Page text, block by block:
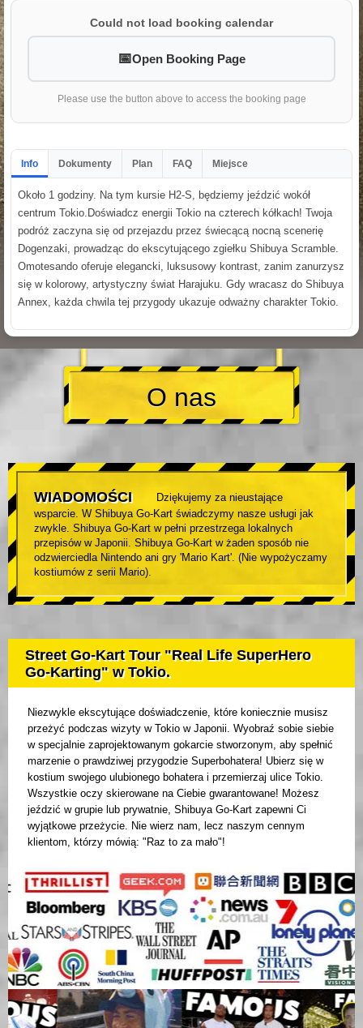
Could not load booking calendar
Open Booking Page
Please use the button above to access the booking page
Info Dokumenty Plan FAQ Miejsce
Około 1 godziny. Na tym kursie H2-S, będziemy jeździć wokół
centrum Tokio.Doświadcz energii Tokio na czterech kółkach! Twoja
podróż zaczyna się od przejazdu przez świecącą nocną scenerię
Dogenzaki, prowadząc do ekscytującego zgiełku Shibuya Scramble.
Omotesando oferuje elegancki, luksusowy kontrast, zanim zanurzysz
się w kolorowy, artystyczny świat Harajuku. Gdy wracasz do Shibuya
Annex, każda chwila tej przygody ukazuje odważny charakter Tokio.
O nas
WIADOMOŚCI
Dziękujemy za nieustające
wsparcie. W Shibuya Go-Kart świadczymy nasze usługi jak
zwykle. Shibuya Go-Kart w pełni przestrzega lokalnych
przepisów w Japonii. Shibuya Go-Kart w żaden sposób nie
odzwierciedla Nintendo ani gry 'Mario Kart'. (Nie wypożyczamy
kostiumów z serii Mario).
Street Go-Kart Tour "Real Life SuperHero
Go-Karting" w Tokio.
Niezwykle ekscytujące doświadczenie, które koniecznie musisz
przeżyć podczas wizyty w Tokio w Japonii. Wyobraź sobie siebie
w specjalnie zaprojektowanym gokarcie stworzonym, aby spełnić
marzenie o prawdziwej przygodzie Superbohatera! Ubierz się w
kostium swojego ulubionego bohatera i przemierzaj ulice Tokio.
Wszystkie oczy skierowane na Ciebie gwarantowane! Możesz
jeździć w grupie lub prywatnie, Shibuya Go-Kart zapewni Ci
wyjątkowe przeżycie. Nie wierz nam, lecz naszym cennym
klientom, którzy mówią: "Raz to za mało"!